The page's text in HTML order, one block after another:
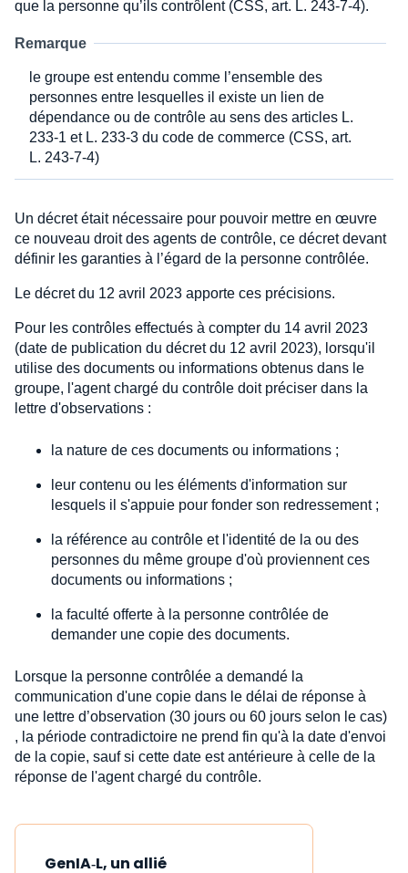
que la personne qu’ils contrôlent (CSS, art. L. 243-7-4).
Remarque
le groupe est entendu comme l’ensemble des
personnes entre lesquelles il existe un lien de
dépendance ou de contrôle au sens des articles L.
233-1 et L. 233-3 du code de commerce (CSS, art.
L. 243-7-4)
Un décret était nécessaire pour pouvoir mettre en œuvre
ce nouveau droit des agents de contrôle, ce décret devant
définir les garanties à l’égard de la personne contrôlée.
Le décret du 12 avril 2023 apporte ces précisions.
Pour les contrôles effectués à compter du 14 avril 2023
(date de publication du décret du 12 avril 2023), lorsqu'il
utilise des documents ou informations obtenus dans le
groupe, l'agent chargé du contrôle doit préciser dans la
lettre d'observations :
la nature de ces documents ou informations ;
leur contenu ou les éléments d'information sur
lesquels il s'appuie pour fonder son redressement ;
la référence au contrôle et l'identité de la ou des
personnes du même groupe d'où proviennent ces
documents ou informations ;
la faculté offerte à la personne contrôlée de
demander une copie des documents.
Lorsque la personne contrôlée a demandé la
communication d'une copie dans le délai de réponse à
une lettre d’observation (30 jours ou 60 jours selon le cas)
, la période contradictoire ne prend fin qu'à la date d'envoi
de la copie, sauf si cette date est antérieure à celle de la
réponse de l'agent chargé du contrôle.
GenIA‑L, un allié